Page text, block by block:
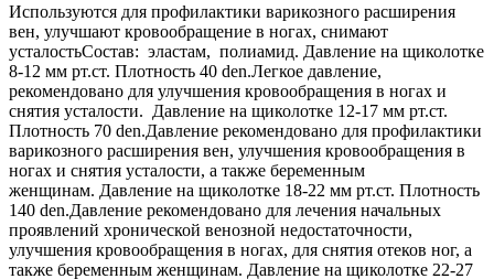
Используются для профилактики варикозного расширения
вен, улучшают кровообращение в ногах, снимают
усталостьСостав: эластам, полиамид. Давление на щиколотке
8-12 мм рт.ст. Плотность 40 den.Легкое давление,
рекомендовано для улучшения кровообращения в ногах и
снятия усталости. Давление на щиколотке 12-17 мм рт.ст.
Плотность 70 den.Давление рекомендовано для профилактики
варикозного расширения вен, улучшения кровообращения в
ногах и снятия усталости, а также беременным
женщинам. Давление на щиколотке 18-22 мм рт.ст. Плотность
140 den.Давление рекомендовано для лечения начальных
проявлений хронической венозной недостаточности,
улучшения кровообращения в ногах, для снятия отеков ног, а
также беременным женщинам. Давление на щиколотке 22-27